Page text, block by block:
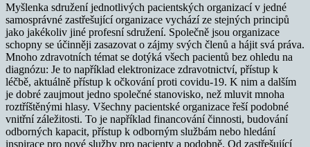
Myšlenka sdružení jednotlivých pacientských organizací v jedné
samosprávné zastřešující organizace vychází ze stejných principů
jako jakékoliv jiné profesní sdružení. Společně jsou organizace
schopny se účinněji zasazovat o zájmy svých členů a hájit svá práva.
Mnoho zdravotních témat se dotýká všech pacientů bez ohledu na
diagnózu: Je to například elektronizace zdravotnictví, přístup k
léčbě, aktuálně přístup k očkování proti covidu-19. K nim a dalším
je dobré zaujmout jedno společné stanovisko, než mluvit mnoha
roztříštěnými hlasy. Všechny pacientské organizace řeší podobné
vnitřní záležitosti. To je například financování činnosti, budování
odborných kapacit, přístup k odborným službám nebo hledání
inspirace pro nové služby pro pacienty a podobně. Od zastřešující